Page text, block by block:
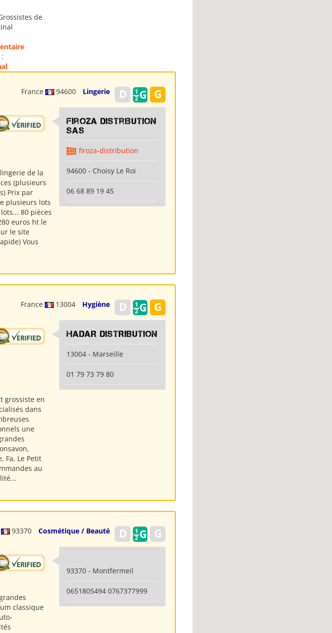
de
France 94600 Lingerie
de la
(plusieurs
Prix par
plusieurs lots
80 pièces
euros ht le
le site
Vous
Firoza Distribution
SAS
firoza-distribution
94600 - Choisy Le Roi
06 68 89 19 45
France 13004 Hygiène
grossiste en
dans
une
Fa, Le Petit
au
HADAR DISTRIBUTION
13004 - Marseille
01 79 73 79 80
93370 Cosmétique / Beauté
classique
93370 - Montfermeil
0651805494 0767377999